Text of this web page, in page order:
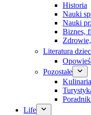
Historia
Nauki
Nauki
Biznes,
Literatura
Pozostałe
Kulinaria
Life